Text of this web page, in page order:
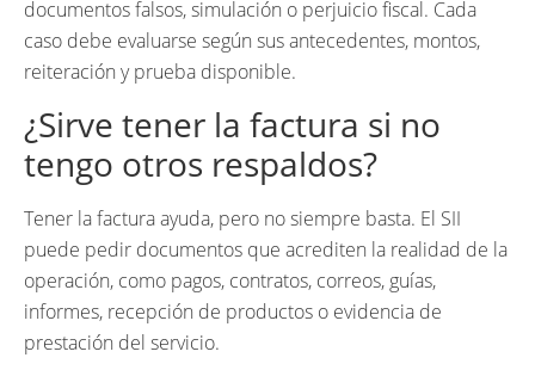
documentos falsos, simulación o perjuicio fiscal. Cada
caso debe evaluarse según sus antecedentes, montos,
reiteración y prueba disponible.
¿Sirve tener la factura si no
tengo otros respaldos?
Tener la factura ayuda, pero no siempre basta. El SII
puede pedir documentos que acrediten la realidad de la
operación, como pagos, contratos, correos, guías,
informes, recepción de productos o evidencia de
prestación del servicio.